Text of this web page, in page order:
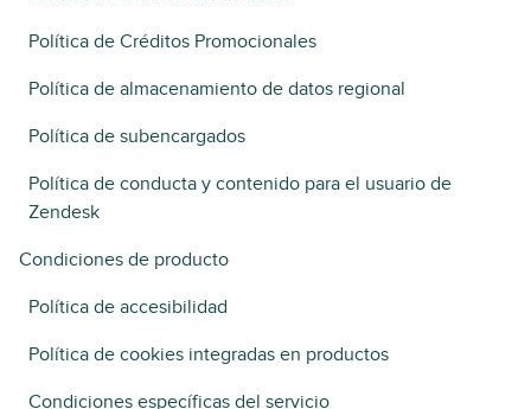
Política de Créditos Promocionales
Política de almacenamiento de datos regional
Política de subencargados
Política de conducta y contenido para el usuario de
Zendesk
Condiciones de producto
Política de accesibilidad
Política de cookies integradas en productos
Condiciones específicas del servicio